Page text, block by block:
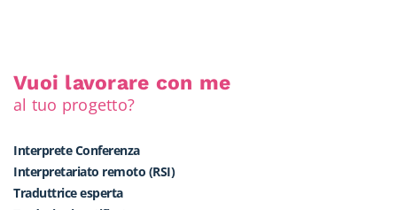
Vuoi lavorare con me
al tuo progetto?
Interprete Conferenza
Interpretariato remoto (RSI)
Traduttrice esperta